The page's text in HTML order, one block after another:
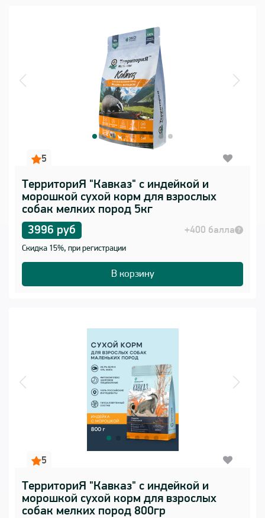
5
ТерриториЯ "Кавказ" с индейкой и
морошкой сухой корм для взрослых
собак мелких пород 5кг
3996 руб
+400 балла
Скидка 15%, при регистрации
В корзину
5
ТерриториЯ "Кавказ" с индейкой и
морошкой сухой корм для взрослых
собак мелких пород 800гр